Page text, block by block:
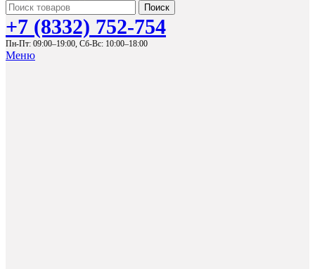
Поиск
+7 (8332) 752-754
Пн-Пт: 09:00–19:00, Сб-Вс: 10:00–18:00
Меню